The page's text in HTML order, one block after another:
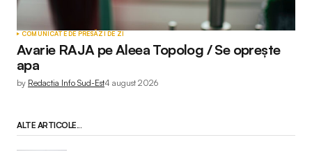
COMUNICATE DE PRESĂZI DE ZI
Avarie RAJA pe Aleea Topolog / Se oprește
apa
by Redactia Info Sud-Est4 august 2026
ALTE ARTICOLE...